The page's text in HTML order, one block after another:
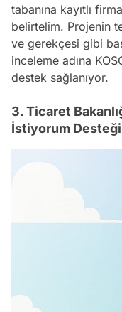
tabanına kayıtlı
belirtelim. Projenin
ve gerekçesi gibi
inceleme adına
destek sağlanıyor.
3. Ticaret
İstiyorum Desteği